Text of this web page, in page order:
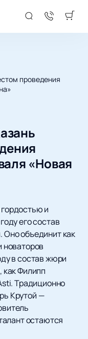
проведения
«Новая
и
его состав
объединит как
новаторов
в состав жюри
как Филипп
Традиционно
Крутой —
остаются